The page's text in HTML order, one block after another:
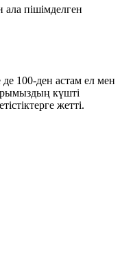
пішімделген
де 100-ден астам ел мен
күшті
жетті.